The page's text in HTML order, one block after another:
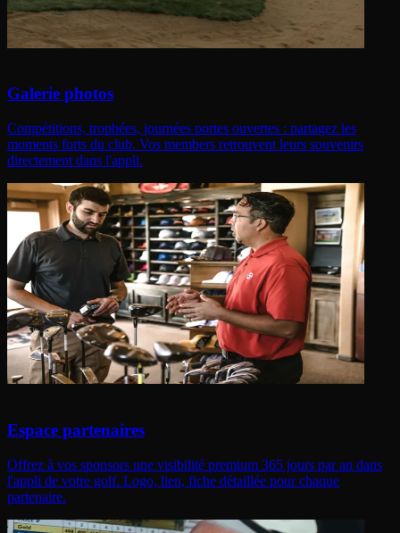
Galerie photos
Compétitions, trophées, journées portes ouvertes : partagez les
moments forts du club. Vos members retrouvent leurs souvenirs
directement dans l'appli.
Espace partenaires
Offrez à vos sponsors une visibilité premium 365 jours par an dans
l'appli de votre golf. Logo, lien, fiche détaillée pour chaque
partenaire.